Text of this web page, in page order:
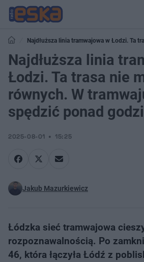
Najdłuższa linia tramwajowa w Łodzi. Ta
tramwaju możesz spędzić ponad godzinę
Najdłuższa linia
Łodzi. Ta trasa nie
równych. W
spędzić ponad
2025-08-01 15:25
Jakub Mazurkiewicz
Łódzka sieć tramwajowa
rozpoznawalnością. Po
46, która łączyła Łódź z